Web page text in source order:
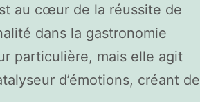
au cœur de la réussite de
dans la gastronomie
particulière, mais elle agit
d’émotions, créant de